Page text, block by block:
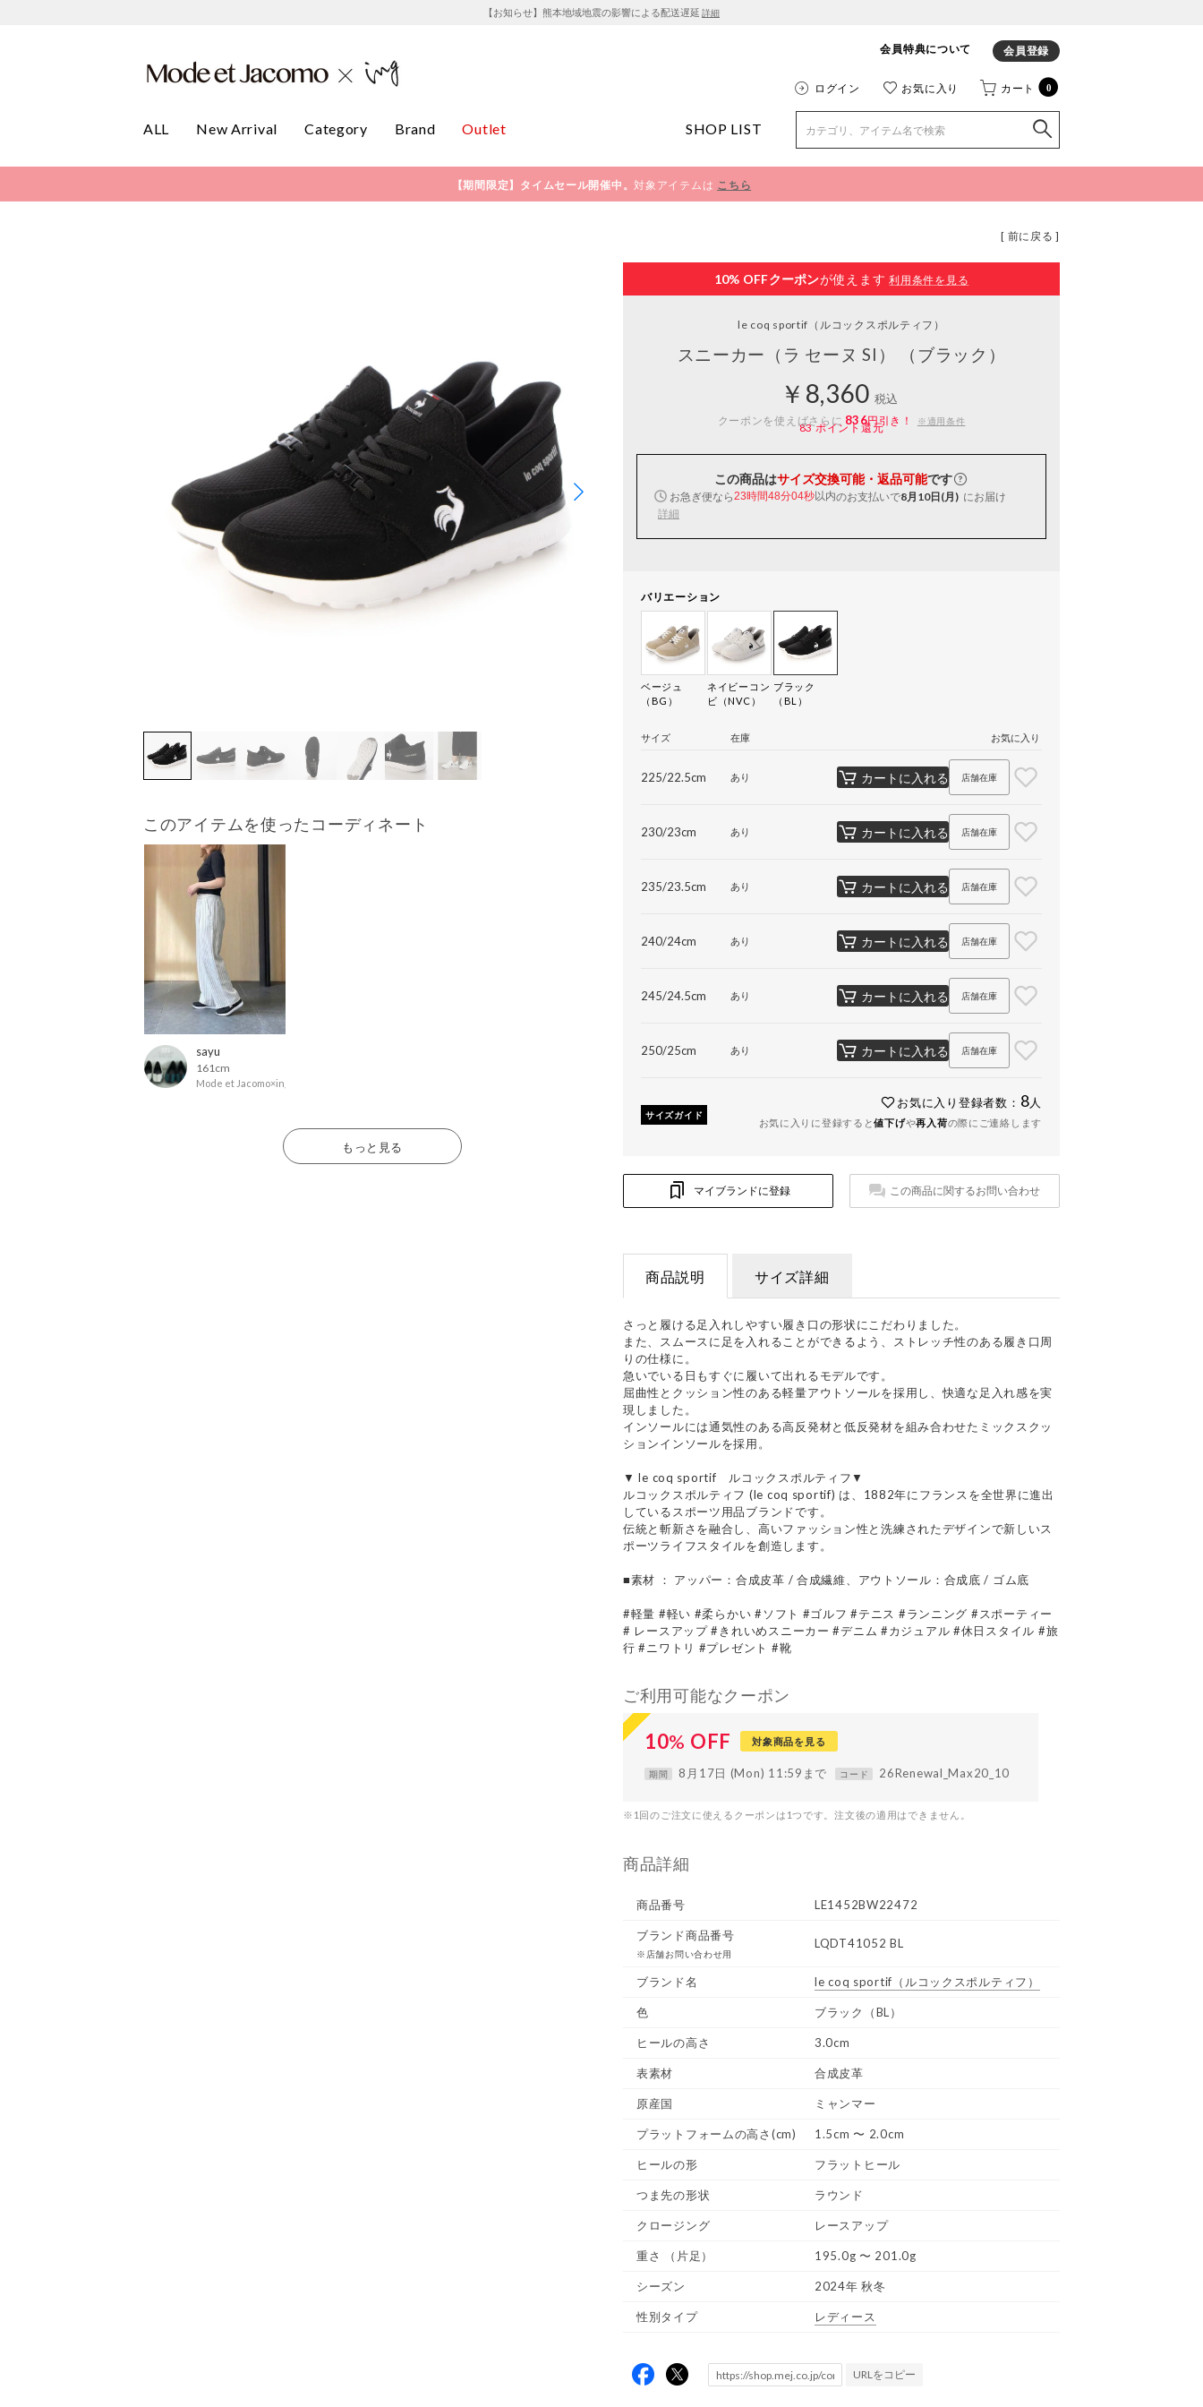
【お知らせ】熊本地域地震の影響による配送遅延 詳細
会員特典について 会員登録
ログイン お気に入り カート 0
ALL New Arrival Category Brand Outlet SHOP LIST
【期間限定】タイムセール開催中。対象アイテムは こちら
[ 前に戻る ]
このアイテムを使ったコーディネート
sayu
161cm
Mode et Jacomo×ing
もっと見る
10% OFFクーポンが使えます 利用条件を見る
le coq sportif （ルコックスポルティフ）
スニーカー（ラ セーヌ SI） （ブラック）
￥8,360 税込
クーポンを使えばさらに 836円引き！ ※適用条件
83ポイント還元
この商品はサイズ交換可能・返品可能です
お急ぎ便なら23時間48分03秒以内のお支払いで8月10日(月) にお届け
詳細
バリエーション
ベージュ
（BG）
ネイビーコン
ビ（NVC）
ブラック
（BL）
サイズ 在庫 お気に入り
225/22.5cm あり カートに入れる 店舗在庫
230/23cm あり カートに入れる 店舗在庫
235/23.5cm あり カートに入れる 店舗在庫
240/24cm あり カートに入れる 店舗在庫
245/24.5cm あり カートに入れる 店舗在庫
250/25cm あり カートに入れる 店舗在庫
サイズガイド
お気に入り登録者数： 8 人
お気に入りに登録すると値下げや再入荷の際にご連絡します
マイブランドに登録 この商品に関するお問い合わせ
商品説明 サイズ詳細
さっと履ける足入れしやすい履き口の形状にこだわりました。
また、スムースに足を入れることができるよう、ストレッチ性のある履き口周
りの仕様に。
急いでいる日もすぐに履いて出れるモデルです。
屈曲性とクッション性のある軽量アウトソールを採用し、快適な足入れ感を実
現しました。
インソールには通気性のある高反発材と低反発材を組み合わせたミックスクッ
ションインソールを採用。
▼ le coq sportif ルコックスポルティフ▼
ルコックスポルティフ (le coq sportif) は、1882年にフランスを全世界に進出
しているスポーツ用品ブランドです。
伝統と斬新さを融合し、高いファッション性と洗練されたデザインで新しいス
ポーツライフスタイルを創造します。
■素材 ： アッパー：合成皮革 / 合成繊維、アウトソール：合成底 / ゴム底
#軽量 #軽い #柔らかい #ソフト #ゴルフ #テニス #ランニング #スポーティー
# レースアップ #きれいめスニーカー #デニム #カジュアル #休日スタイル #旅
行 #ニワトリ #プレゼント #靴
ご利用可能なクーポン
10% OFF 対象商品を見る
期間 8月17日 (Mon) 11:59まで コード 26Renewal_Max20_10
※1回のご注文に使えるクーポンは1つです。注文後の適用はできません。
商品詳細
商品番号 LE1452BW22472
ブランド商品番号
※店舗お問い合わせ用
LQDT41052 BL
ブランド名 le coq sportif （ルコックスポルティフ）
色 ブラック（BL）
ヒールの高さ 3.0cm
表素材 合成皮革
原産国 ミャンマー
プラットフォームの高さ(cm) 1.5cm 〜 2.0cm
ヒールの形 フラットヒール
つま先の形状 ラウンド
クロージング レースアップ
重さ （片足） 195.0g 〜 201.0g
シーズン 2024年 秋冬
性別タイプ レディース
URLをコピー